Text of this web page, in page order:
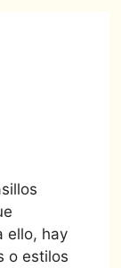
ello, hay
o estilos